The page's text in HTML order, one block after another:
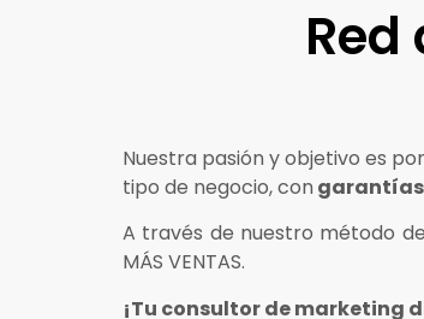
Nuestra pasión y objetivo es
tipo de negocio, con garantías
A través de nuestro método
MÁS VENTAS.
¡Tu consultor de marketing